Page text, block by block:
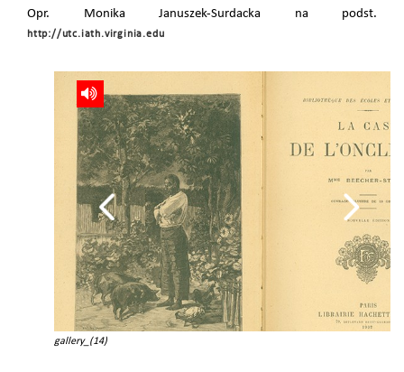
Opr. Monika Januszek-Surdacka na podst.
http://utc.iath.virginia.edu
gallery_(14)